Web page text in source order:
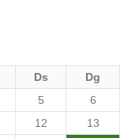
Ds
Dg
5
6
12
13